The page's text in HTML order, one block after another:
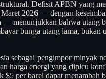
Defisit APBN yang
2026 — dengan
— menunjukkan bahwa utang
bunga utang lama, bukan
sebagai pengimpor minyak
harga energi yang dipicu
$5 per barel dapat menambah